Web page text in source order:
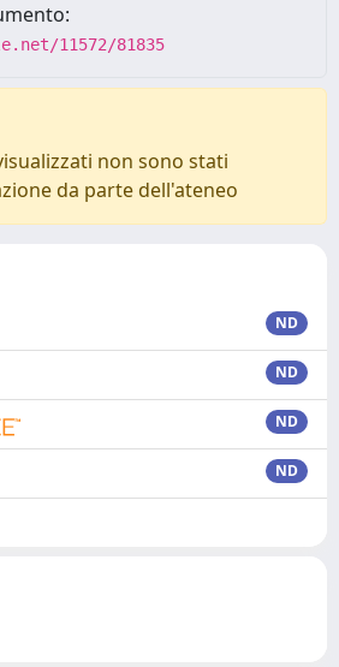
11572/81835
non sono stati
da parte dell'ateneo
ND
ND
ND
ND